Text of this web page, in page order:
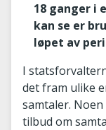
18 ganger i
kan se er
løpet av
I
det fram ulike
samtaler.
tilbud om